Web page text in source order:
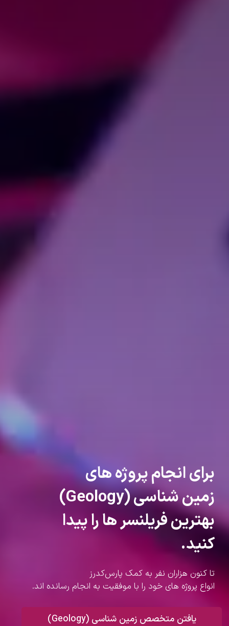
برای انجام پروژه های
زمین شناسی (Geology)
بهترین فریلنسر ها را پیدا
کنید.
تا کنون هزاران نفر به کمک پارس‌کدرز
انواع پروژه های خود را با موفقیت به انجام رسانده اند.
یافتن متخصص زمین شناسی (Geology)